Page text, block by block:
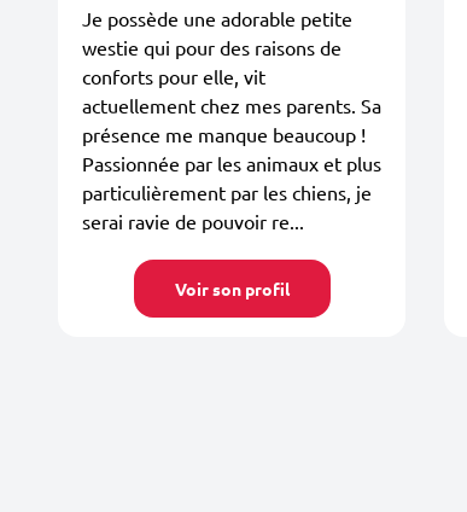
Je possède une adorable petite
westie qui pour des raisons de
conforts pour elle, vit
actuellement chez mes parents. Sa
présence me manque beaucoup !
Passionnée par les animaux et plus
particulièrement par les chiens, je
serai ravie de pouvoir re...
Voir son profil